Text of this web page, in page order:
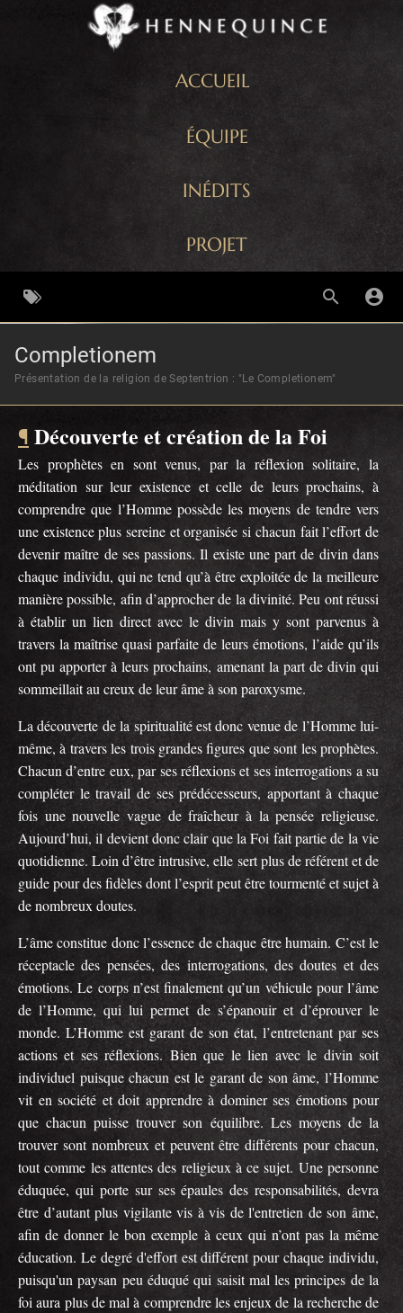
ACCUEIL
ÉQUIPE
INÉDITS
PROJET
Completionem
Présentation de la religion de Septentrion : "Le Completionem"
¶ Découverte et création de la Foi
Les prophètes en sont venus, par la réflexion solitaire, la
méditation sur leur existence et celle de leurs prochains, à
comprendre que l’Homme possède les moyens de tendre vers
une existence plus sereine et organisée si chacun fait l’effort de
devenir maître de ses passions. Il existe une part de divin dans
chaque individu, qui ne tend qu’à être exploitée de la meilleure
manière possible, afin d’approcher de la divinité. Peu ont réussi
à établir un lien direct avec le divin mais y sont parvenus à
travers la maîtrise quasi parfaite de leurs émotions, l’aide qu’ils
ont pu apporter à leurs prochains, amenant la part de divin qui
sommeillait au creux de leur âme à son paroxysme.
La découverte de la spiritualité est donc venue de l’Homme lui-
même, à travers les trois grandes figures que sont les prophètes.
Chacun d’entre eux, par ses réflexions et ses interrogations a su
compléter le travail de ses prédécesseurs, apportant à chaque
fois une nouvelle vague de fraîcheur à la pensée religieuse.
Aujourd’hui, il devient donc clair que la Foi fait partie de la vie
quotidienne. Loin d’être intrusive, elle sert plus de référent et de
guide pour des fidèles dont l’esprit peut être tourmenté et sujet à
de nombreux doutes.
L’âme constitue donc l’essence de chaque être humain. C’est le
réceptacle des pensées, des interrogations, des doutes et des
émotions. Le corps n’est finalement qu’un véhicule pour l’âme
de l’Homme, qui lui permet de s’épanouir et d’éprouver le
monde. L’Homme est garant de son état, l’entretenant par ses
actions et ses réflexions. Bien que le lien avec le divin soit
individuel puisque chacun est le garant de son âme, l’Homme
vit en société et doit apprendre à dominer ses émotions pour
que chacun puisse trouver son équilibre. Les moyens de la
trouver sont nombreux et peuvent être différents pour chacun,
tout comme les attentes des religieux à ce sujet. Une personne
éduquée, qui porte sur ses épaules des responsabilités, devra
être d’autant plus vigilante vis à vis de l'entretien de son âme,
afin de donner le bon exemple à ceux qui n’ont pas la même
éducation. Le degré d'effort est différent pour chaque individu,
puisqu'un paysan peu éduqué qui saisit mal les principes de la
foi aura plus de mal à comprendre les enjeux de la recherche de